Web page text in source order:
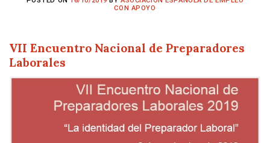
CON APOYO
VII Encuentro Nacional de Preparadores
Laborales